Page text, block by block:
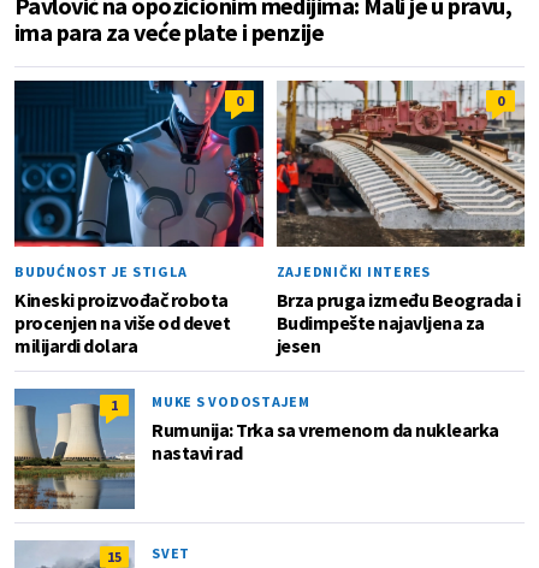
ima para za veće plate i penzije
0
BUDUĆNOST JE STIGLA
Kineski proizvođač robota
procenjen na više od devet
milijardi dolara
0
ZAJEDNIČKI INTERES
Brza pruga između Beograda i
Budimpešte najavljena za
jesen
1 MUKE S VODOSTAJEM
Rumunija: Trka sa vremenom da nuklearka
nastavi rad
15 SVET